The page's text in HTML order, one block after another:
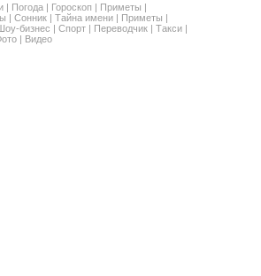
| Погода | Гороскоп | Приметы |
| Сонник | Тайна имени | Приметы |
бизнес | Спорт | Переводчик | Такси |
| Видео